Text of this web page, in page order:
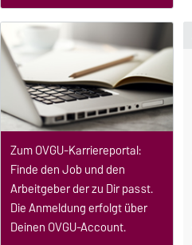
Zum OVGU-Karriereportal:
Finde den Job und den
Arbeitgeber der zu Dir passt.
Die Anmeldung erfolgt über
Deinen OVGU-Account.